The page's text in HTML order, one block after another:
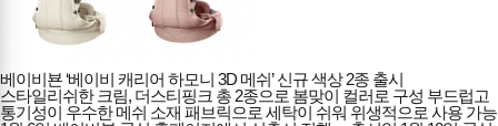
베이비뵨 ‘베이비 캐리어 하모니 3D 메쉬’ 신규 색상 2종 출시
스타일리쉬한 크림, 더스티핑크 총 2종으로 봄맞이 컬러로 구성 부드럽고
통기성이 우수한 메쉬 소재 패브릭으로 세탁이 쉬워 위생적으로 사용 가능